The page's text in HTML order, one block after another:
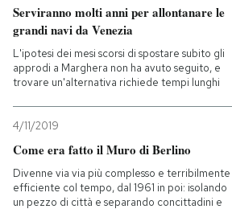
Serviranno molti anni per allontanare le
grandi navi da Venezia
L'ipotesi dei mesi scorsi di spostare subito gli
approdi a Marghera non ha avuto seguito, e
trovare un'alternativa richiede tempi lunghi
4/11/2019
Come era fatto il Muro di Berlino
Divenne via via più complesso e terribilmente
efficiente col tempo, dal 1961 in poi: isolando
un pezzo di città e separando concittadini e